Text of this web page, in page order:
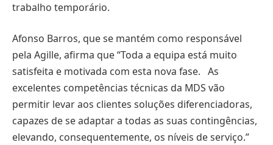
trabalho temporário.
Afonso Barros, que se mantém como responsável
pela Agille, afirma que “Toda a equipa está muito
satisfeita e motivada com esta nova fase. As
excelentes competências técnicas da MDS vão
permitir levar aos clientes soluções diferenciadoras,
capazes de se adaptar a todas as suas contingências,
elevando, consequentemente, os níveis de serviço.”